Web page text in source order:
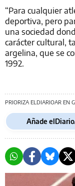
“Para cualquier
deportiva, pero
una sociedad
carácter cultural,
argelina, que se
1992.
PRIORIZA ELDIARIOAR EN
Añade